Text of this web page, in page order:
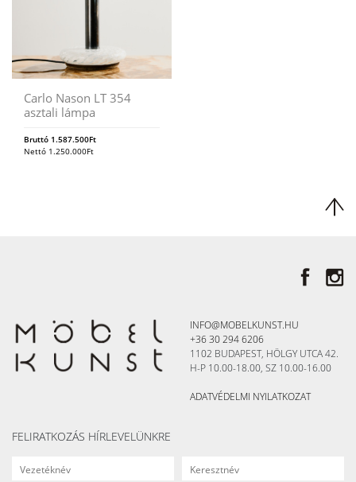
Carlo Nason LT 354
asztali lámpa
Bruttó 1.587.500Ft
Nettó 1.250.000Ft
INFO@MOBELKUNST.HU
+36 30 294 6206
1102 BUDAPEST, HÖLGY UTCA 42.
H-P 10.00-18.00, SZ 10.00-16.00
ADATVÉDELMI NYILATKOZAT
FELIRATKOZÁS HÍRLEVELÜNKRE